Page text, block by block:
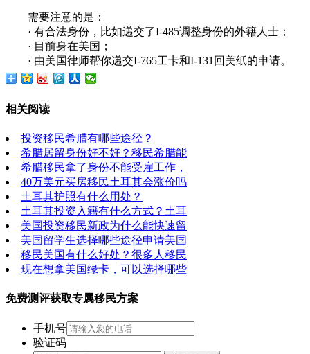
需要注意的是：
· 有合法身份，比如递交了I-485调整身份的外籍人士；
· 目前身在美国；
· 由美国律师帮你递交I-765工卡和I-131回美纸的申请。
相关阅读
投资移民希腊有哪些途径？
希腊居留身份好不好？移民希腊能
希腊移民拿了身份不能受雇工作，
40万美元买房移民土耳其会涨价吗
土耳其护照有什么用处？
土耳其投资入籍有什么方式？土耳
美国投资移民新政为什么能快速留
美国留学生选择哪些途径申请美国
移民美国有什么好处？很多人移民
现在想拿美国绿卡，可以选择哪些
免费测评获取专属移民方案
手机号
验证码